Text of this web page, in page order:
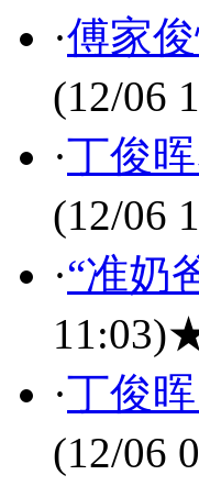
·傅家
(12/06
·丁俊
(12/06
·“准奶
11:03)
·丁俊
(12/06